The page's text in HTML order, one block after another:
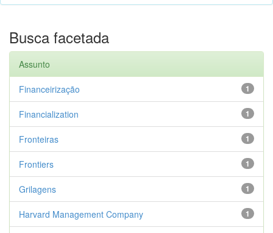
Busca facetada
Assunto
1
Financeirização
1
Financialization
1
Fronteiras
1
Frontiers
1
Grilagens
1
Harvard Management Company